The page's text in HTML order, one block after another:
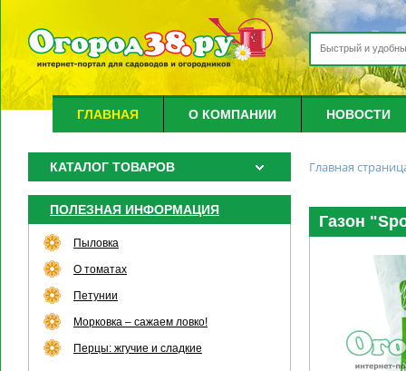
ГЛАВНАЯ О КОМПАНИИ НОВОСТИ
КАТАЛОГ ТОВАРОВ
ПОЛЕЗНАЯ ИНФОРМАЦИЯ
Пыловка
О томатах
Петунии
Морковка – сажаем ловко!
Перцы: жгучие и сладкие
Главная
Газон